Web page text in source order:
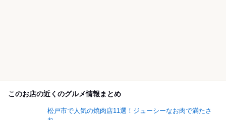
このお店の近くのグルメ情報まとめ
松戸市で人気の焼肉店11選！ジューシーなお肉で満たさ